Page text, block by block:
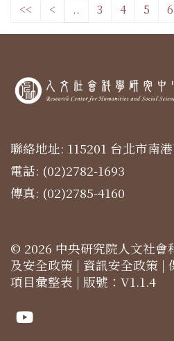
<< < .. 3 4 5 6
聯絡地址: 115201 台北市南
電話: (02)2782-1693
傳真: (02)2785-4160
© 2026 中央研究院人文社會
及安全政策 | 資訊安全政策 |
項目彙整表 | 版號：V1.1.4
Youtube